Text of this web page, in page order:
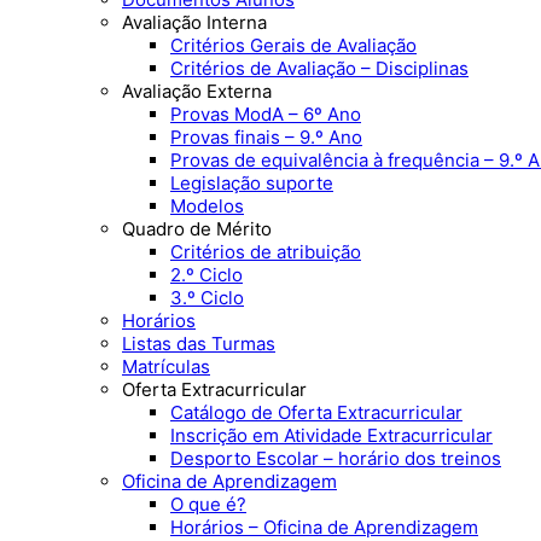
Avaliação Interna
Critérios Gerais de Avaliação
Critérios de Avaliação – Disciplinas
Avaliação Externa
Provas ModA – 6º Ano
Provas finais – 9.º Ano
Provas de equivalência à frequência – 9.º
Legislação suporte
Modelos
Quadro de Mérito
Critérios de atribuição
2.º Ciclo
3.º Ciclo
Horários
Listas das Turmas
Matrículas
Oferta Extracurricular
Catálogo de Oferta Extracurricular
Inscrição em Atividade Extracurricular
Desporto Escolar – horário dos treinos
Oficina de Aprendizagem
O que é?
Horários – Oficina de Aprendizagem